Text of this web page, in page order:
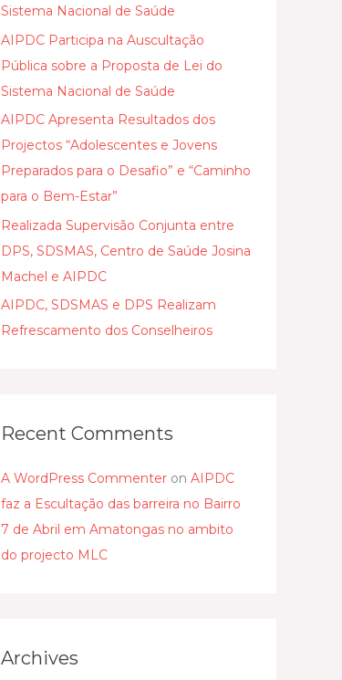
r
:
Sistema Nacional de Saúde
AIPDC Participa na Auscultação
Pública sobre a Proposta de Lei do
Sistema Nacional de Saúde
AIPDC Apresenta Resultados dos
Projectos “Adolescentes e Jovens
Preparados para o Desafio” e “Caminho
para o Bem-Estar”
Realizada Supervisão Conjunta entre
DPS, SDSMAS, Centro de Saúde Josina
Machel e AIPDC
AIPDC, SDSMAS e DPS Realizam
Refrescamento dos Conselheiros
Recent Comments
A WordPress Commenter on AIPDC
faz a Escultação das barreira no Bairro
7 de Abril em Amatongas no ambito
do projecto MLC
Archives